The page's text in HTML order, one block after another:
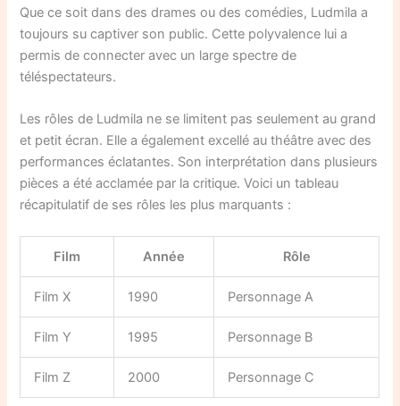
Que ce soit dans des drames ou des comédies, Ludmila a
toujours su captiver son public. Cette polyvalence lui a
permis de connecter avec un large spectre de
téléspectateurs.
Les rôles de Ludmila ne se limitent pas seulement au grand
et petit écran. Elle a également excellé au théâtre avec des
performances éclatantes. Son interprétation dans plusieurs
pièces a été acclamée par la critique. Voici un tableau
récapitulatif de ses rôles les plus marquants :
Film Année Rôle
Film X 1990 Personnage A
Film Y 1995 Personnage B
Film Z 2000 Personnage C